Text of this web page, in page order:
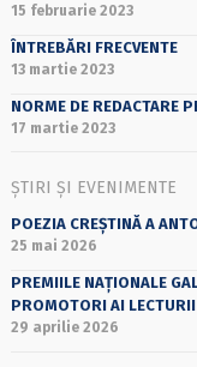
15 februarie 2023
ÎNTREBĂRI FRECVENTE
13 martie 2023
NORME DE REDACTARE
17 martie 2023
ȘTIRI ȘI EVENIMENTE
POEZIA CREȘTINĂ A
25 mai 2026
PREMIILE NAȚIONALE
PROMOTORI AI
29 aprilie 2026